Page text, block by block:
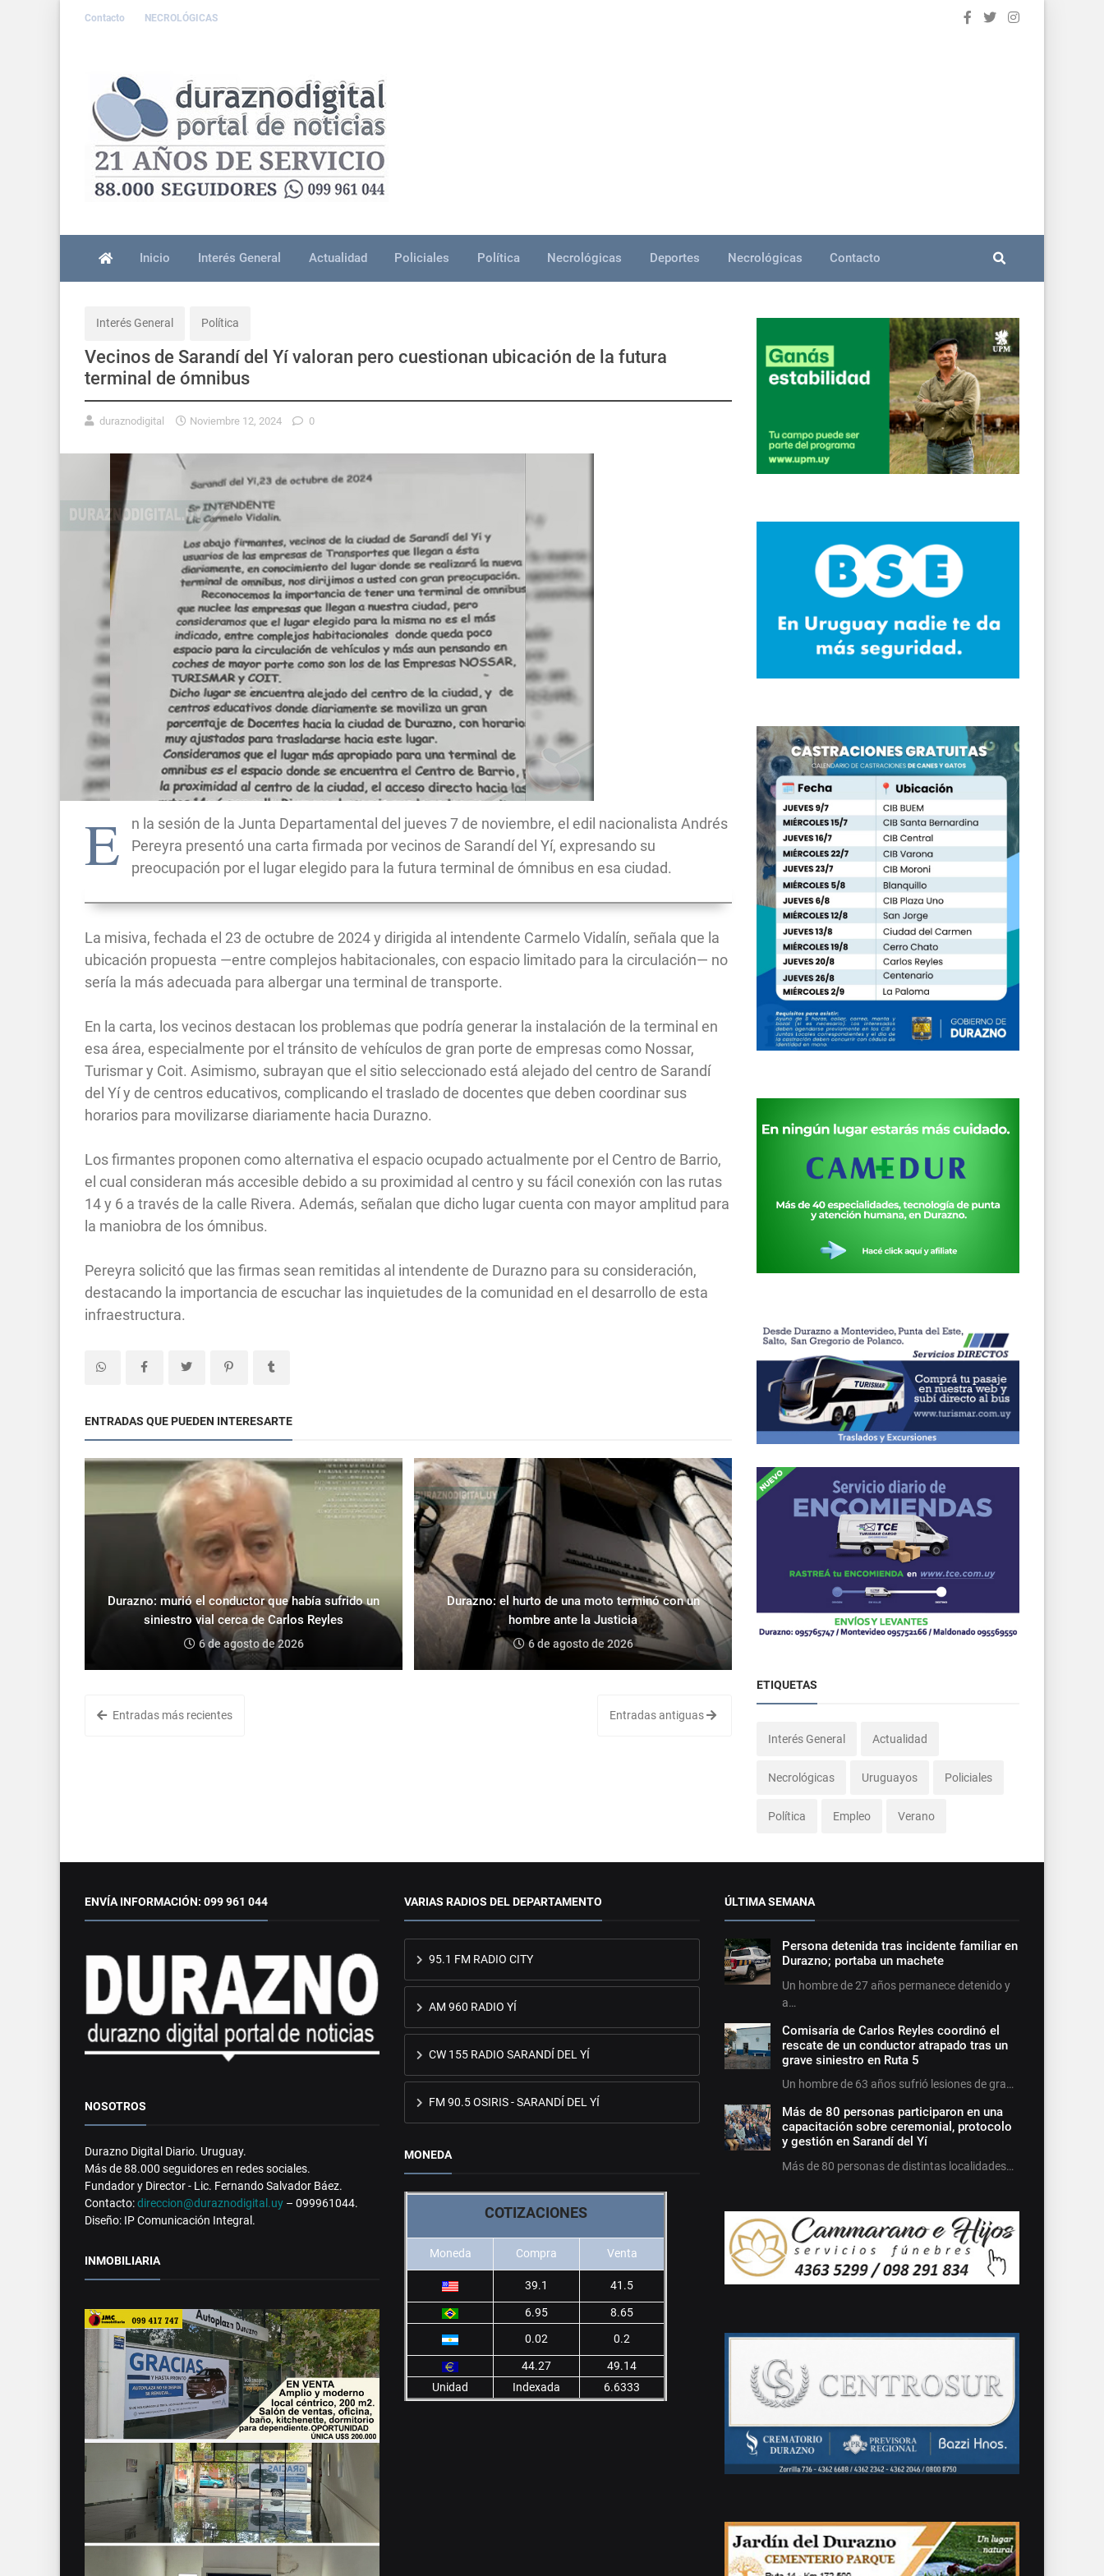
Contacto NECROLÓGICAS
Inicio Interés General Actualidad Policiales Política Necrológicas Deportes Necrológicas Contacto
Interés General Política
Vecinos de Sarandí del Yí valoran pero cuestionan ubicación de la futura
terminal de ómnibus
duraznodigital Noviembre 12, 2024 0
E
n la sesión de la Junta Departamental del jueves 7 de noviembre, el edil nacionalista Andrés
Pereyra presentó una carta firmada por vecinos de Sarandí del Yí, expresando su
preocupación por el lugar elegido para la futura terminal de ómnibus en esa ciudad.
La misiva, fechada el 23 de octubre de 2024 y dirigida al intendente Carmelo Vidalín, señala que la
ubicación propuesta —entre complejos habitacionales, con espacio limitado para la circulación— no
sería la más adecuada para albergar una terminal de transporte.
En la carta, los vecinos destacan los problemas que podría generar la instalación de la terminal en
esa área, especialmente por el tránsito de vehículos de gran porte de empresas como Nossar,
Turismar y Coit. Asimismo, subrayan que el sitio seleccionado está alejado del centro de Sarandí
del Yí y de centros educativos, complicando el traslado de docentes que deben coordinar sus
horarios para movilizarse diariamente hacia Durazno.
Los firmantes proponen como alternativa el espacio ocupado actualmente por el Centro de Barrio,
el cual consideran más accesible debido a su proximidad al centro y su fácil conexión con las rutas
14 y 6 a través de la calle Rivera. Además, señalan que dicho lugar cuenta con mayor amplitud para
la maniobra de los ómnibus.
Pereyra solicitó que las firmas sean remitidas al intendente de Durazno para su consideración,
destacando la importancia de escuchar las inquietudes de la comunidad en el desarrollo de esta
infraestructura.
ENTRADAS QUE PUEDEN INTERESARTE
Durazno: murió el conductor que había sufrido un
siniestro vial cerca de Carlos Reyles
6 de agosto de 2026
Durazno: el hurto de una moto terminó con un
hombre ante la Justicia
6 de agosto de 2026
Entradas más recientes Entradas antiguas
ETIQUETAS
Interés General Actualidad
Necrológicas Uruguayos Policiales
Política Empleo Verano
ENVÍA INFORMACIÓN: 099 961 044
NOSOTROS
Durazno Digital Diario. Uruguay.
Más de 88.000 seguidores en redes sociales.
Fundador y Director - Lic. Fernando Salvador Báez.
Contacto:direccion@duraznodigital.uy – 099961044.
Diseño: IP Comunicación Integral.
INMOBILIARIA
VARIAS RADIOS DEL DEPARTAMENTO
95.1 FM RADIO CITY
AM 960 RADIO YÍ
CW 155 RADIO SARANDÍ DEL YÍ
FM 90.5 OSIRIS - SARANDÍ DEL YÍ
MONEDA
COTIZACIONES
Moneda Compra Venta
39.1 41.5
6.95
8.65
0.02
0.2
44.27
49.14
Unidad
Indexada 6.6333
ÚLTIMA SEMANA
Persona detenida tras incidente familiar en
Durazno; portaba un machete
Un hombre de 27 años permanece detenido y
a…
Comisaría de Carlos Reyles coordinó el
rescate de un conductor atrapado tras un
grave siniestro en Ruta 5
Un hombre de 63 años sufrió lesiones de gra…
Más de 80 personas participaron en una
capacitación sobre ceremonial, protocolo
y gestión en Sarandí del Yí
Más de 80 personas de distintas localidades…